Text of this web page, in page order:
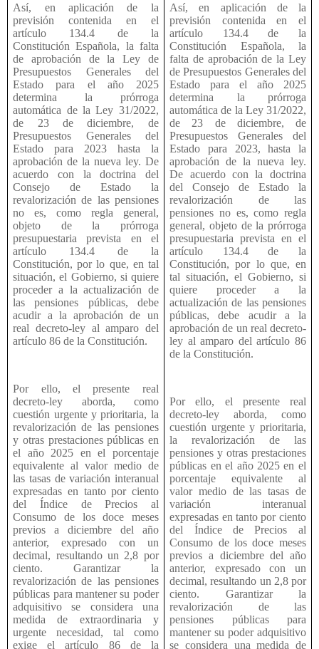
Así, en aplicación de la
previsión contenida en el
artículo 134.4 de la
Constitución Española, la falta
de aprobación de la Ley de
Presupuestos Generales del
Estado para el año 2025
determina la prórroga
automática de la Ley 31/2022,
de 23 de diciembre, de
Presupuestos Generales del
Estado para 2023 hasta la
aprobación de la nueva ley. De
acuerdo con la doctrina del
Consejo de Estado la
revalorización de las pensiones
no es, como regla general,
objeto de la prórroga
presupuestaria prevista en el
artículo 134.4 de la
Constitución, por lo que, en tal
situación, el Gobierno, si quiere
proceder a la actualización de
las pensiones públicas, debe
acudir a la aprobación de un
real decreto-ley al amparo del
artículo 86 de la Constitución.
Por ello, el presente real
decreto-ley aborda, como
cuestión urgente y prioritaria, la
revalorización de las pensiones
y otras prestaciones públicas en
el año 2025 en el porcentaje
equivalente al valor medio de
las tasas de variación interanual
expresadas en tanto por ciento
del Índice de Precios al
Consumo de los doce meses
previos a diciembre del año
anterior, expresado con un
decimal, resultando un 2,8 por
ciento. Garantizar la
revalorización de las pensiones
públicas para mantener su poder
adquisitivo se considera una
medida de extraordinaria y
urgente necesidad, tal como
exige el artículo 86 de la
Así, en aplicación de la
previsión contenida en el
artículo 134.4 de la
Constitución Española, la
falta de aprobación de la Ley
de Presupuestos Generales del
Estado para el año 2025
determina la prórroga
automática de la Ley 31/2022,
de 23 de diciembre, de
Presupuestos Generales del
Estado para 2023, hasta la
aprobación de la nueva ley.
De acuerdo con la doctrina
del Consejo de Estado la
revalorización de las
pensiones no es, como regla
general, objeto de la prórroga
presupuestaria prevista en el
artículo 134.4 de la
Constitución, por lo que, en
tal situación, el Gobierno, si
quiere proceder a la
actualización de las pensiones
públicas, debe acudir a la
aprobación de un real decreto-
ley al amparo del artículo 86
de la Constitución.
Por ello, el presente real
decreto-ley aborda, como
cuestión urgente y prioritaria,
la revalorización de las
pensiones y otras prestaciones
públicas en el año 2025 en el
porcentaje equivalente al
valor medio de las tasas de
variación interanual
expresadas en tanto por ciento
del Índice de Precios al
Consumo de los doce meses
previos a diciembre del año
anterior, expresado con un
decimal, resultando un 2,8 por
ciento. Garantizar la
revalorización de las
pensiones públicas para
mantener su poder adquisitivo
se considera una medida de